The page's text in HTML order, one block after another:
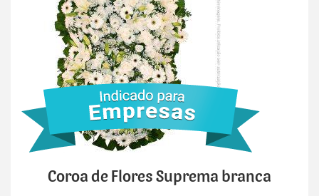
Coroa de Flores Suprema branca